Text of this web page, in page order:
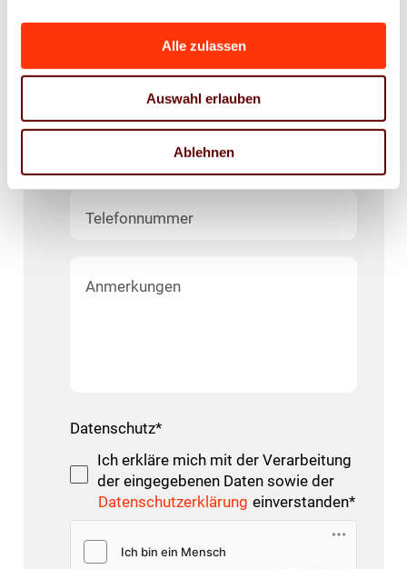
Alle zulassen
Auswahl erlauben
Ablehnen
Unternehmen*
E-Mail-Adresse*
Telefonnummer
Anmerkungen
Datenschutz*
Ich erkläre mich mit der Verarbeitung
der eingegebenen Daten sowie der
Datenschutzerklärung einverstanden*